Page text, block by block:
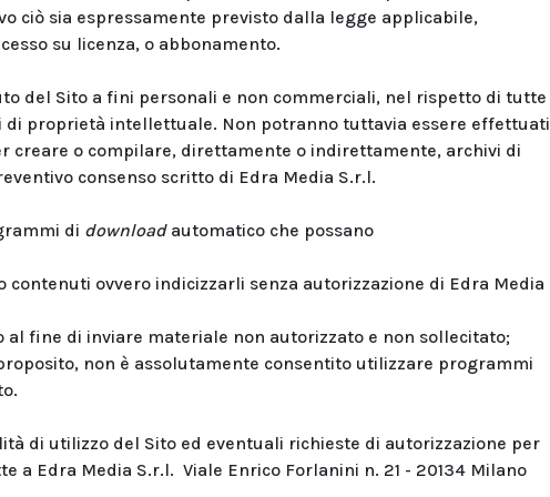
ciò sia espressamente previsto dalla legge applicabile,
su licenza, o abbonamento.
del Sito a fini personali e non commerciali, nel rispetto di tutte
proprietà intellettuale. Non potranno tuttavia essere effettuati
creare o compilare, direttamente o indirettamente, archivi di
consenso scritto di Edra Media S.r.l.
di downloadautomatico che possano
ovvero indicizzarli senza autorizzazione di Edra Media
fine di inviare materiale non autorizzato e non sollecitato;
non è assolutamente consentito utilizzare programmi
di utilizzo del Sito ed eventuali richieste di autorizzazione per
a Edra Media S.r.l. Viale Enrico Forlanini n. 21 - 20134 Milano